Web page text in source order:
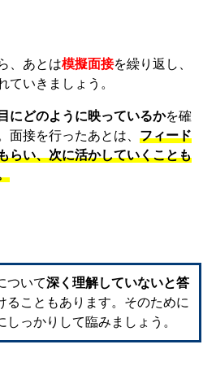
、あとは模擬面接を繰り返し、
ていきましょう。
にどのように映っているかを確
面接を行ったあとは、 フィード
らい、次に活かしていくことも
ついて深く理解していないと答
ることもあります。そのために
しっかりして臨みましょう。